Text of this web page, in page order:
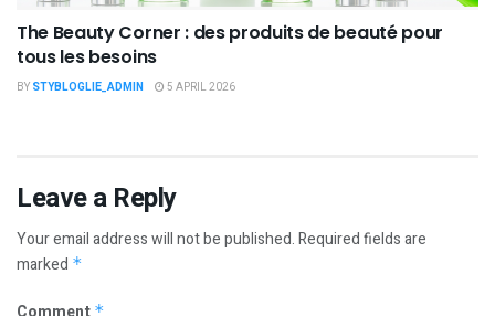
The Beauty Corner : des produits de beauté pour
tous les besoins
BY STYBLOGLIE_ADMIN 5 APRIL 2026
Leave a Reply
Your email address will not be published.Required fields are
marked *
*